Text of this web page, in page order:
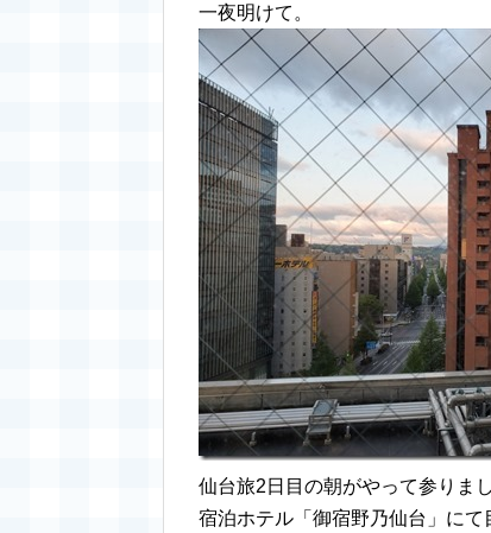
一夜明けて。
仙台旅2日目の朝がやって参りまし
宿泊ホテル「御宿野乃仙台」にて